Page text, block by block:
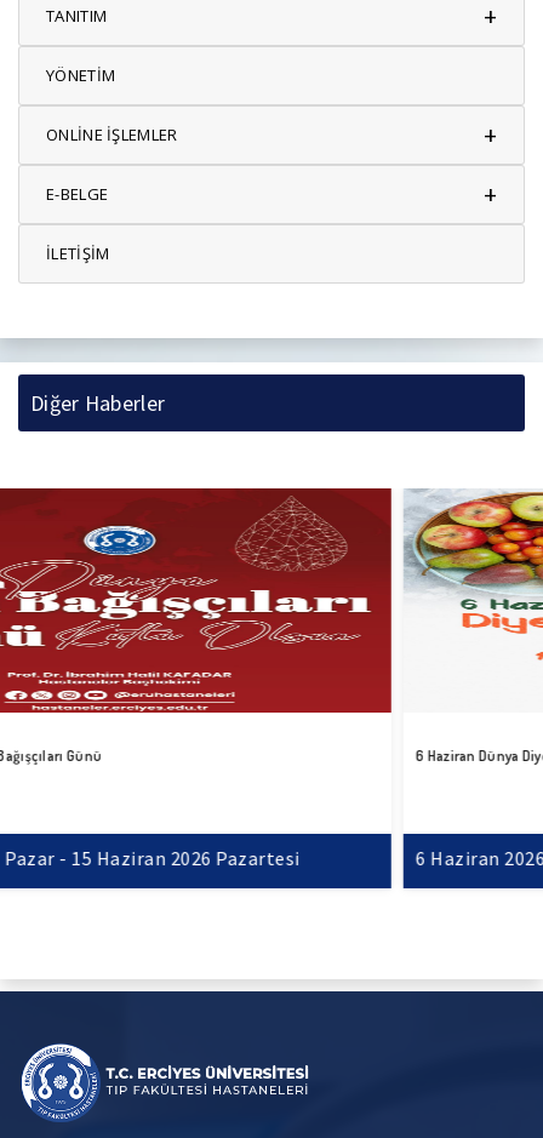
TANITIM +
YÖNETİM
ONLİNE İŞLEMLER +
E-BELGE +
İLETİŞİM
Diğer Haberler
6 Haziran Dünya Diyetisyenler Günü Kutlu Olsun
6 Haziran 2026 Cumartesi - 7 Haziran 2026 Pazar